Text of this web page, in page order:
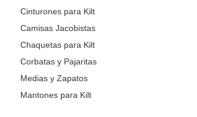
Cinturones para Kilt
Camisas Jacobistas
Chaquetas para Kilt
Corbatas y Pajaritas
Medias y Zapatos
Mantones para Kilt